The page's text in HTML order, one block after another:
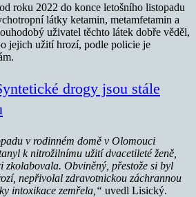
roku 2022 do konce letošního listopadu
látky ketamin, metamfetamin a
uživatel těchto látek dobře věděl,
jejich užití hrozí, podle policie je
drogy jsou stále
v rodinném domě v Olomouci
k nitrožilnímu užití dvacetileté ženě,
zkolabovala. Obviněný, přestože si byl
nepřivolal zdravotnickou záchrannou
intoxikace zemřela,“ uvedl Lisický.